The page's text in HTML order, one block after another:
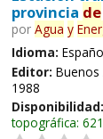
provincia de
por Agua y
Idioma:
Editor: Buenos
1988
Disponibilidad:
topográfica: